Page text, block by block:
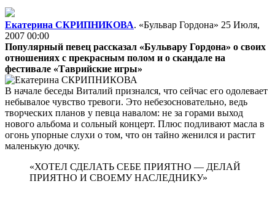
Екатерина СКРИПНИКОВА. «Бульвар Гордона» 25 Июля,
2007 00:00
Популярный певец рассказал «Бульвару Гордона» о своих
отношениях с прекрасным полом и о скандале на
фестивале «Таврийские игры»
В начале беседы Виталий признался, что сейчас его одолевает
небывалое чувство тревоги. Это небезосновательно, ведь
творческих планов у певца навалом: не за горами выход
нового альбома и сольный концерт. Плюс подливают масла в
огонь упорные слухи о том, что он тайно женился и растит
маленькую дочку.
«ХОТЕЛ СДЕЛАТЬ СЕБЕ ПРИЯТНО — ДЕЛАЙ
ПРИЯТНО И СВОЕМУ НАСЛЕДНИКУ»